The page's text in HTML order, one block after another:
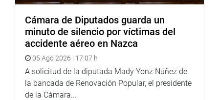
“La iniciativa permitirá fortalecer el control
gubernamental, al contar con aproximadamente 300
servidores públicos especializados, formados y
comprometidos con el cumplimiento de las metas y
objetivos institucionales de la Contraloría”, sostuvo
Vergara.
OFICINA DE COMUNICACIONES E IMAGEN
INSTITUCIONAL
Cámara de Diputados guarda un
minuto de silencio por víctimas del
accidente aéreo en Nazca
05 Ago 2026 | 17:07 h
A solicitud de la diputada Mady Yonz Núñez de
la bancada de Renovación Popular, el presidente
de la Cámara...